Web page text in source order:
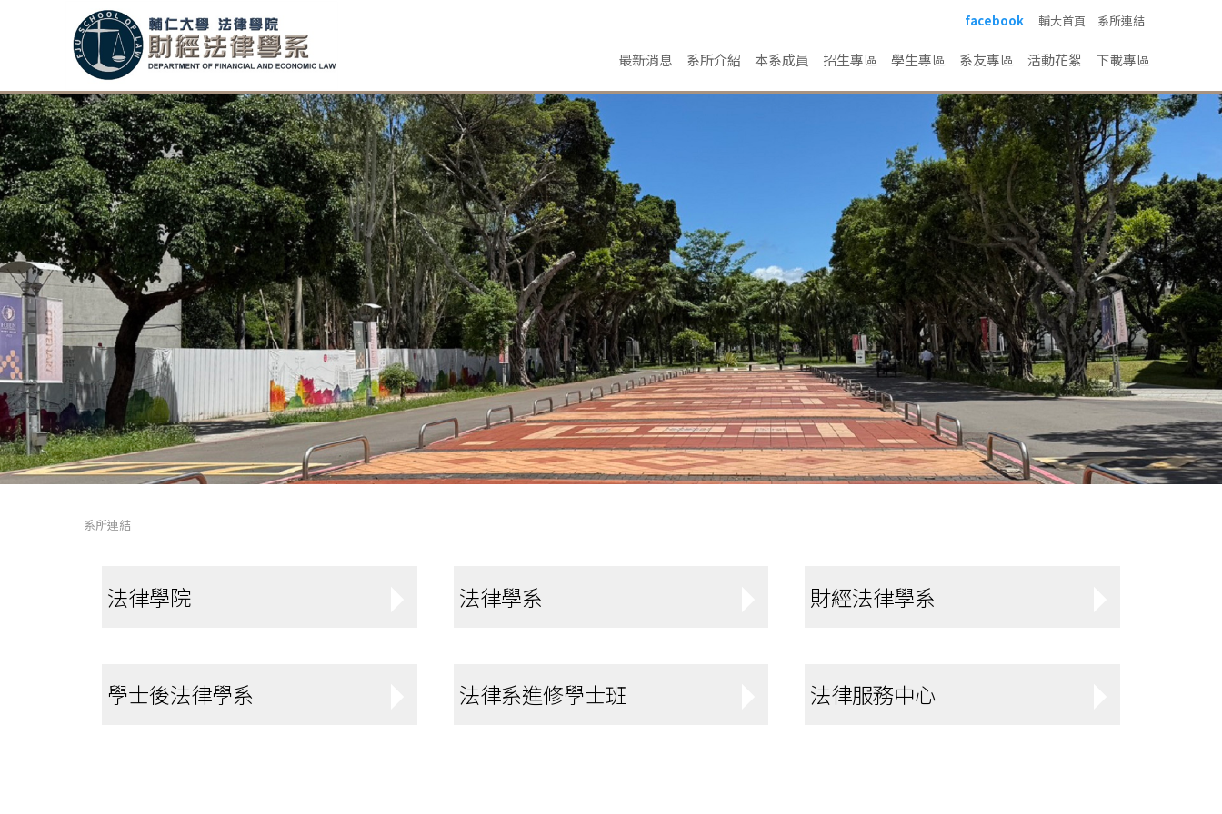
facebook 輔大首頁 系所連結
最新消息 系所介紹 本系成員 招生專區 學生專區 系友專區 活動花絮 下載專區
系所連結
法律學院 法律學系 財經法律學系
學士後法律學系 法律系進修學士班 法律服務中心